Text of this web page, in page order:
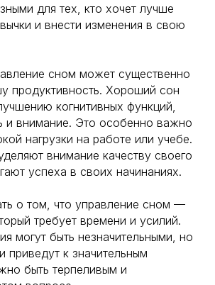
для тех, кто хочет лучше
и внести изменения в свою
сном может существенно
продуктивность. Хороший сон
когнитивных функций,
и внимание. Это особенно важно
нагрузки на работе или учебе.
внимание качеству своего
успеха в своих начинаниях.
о том, что управление сном —
требует времени и усилий.
могут быть незначительными, но
приведут к значительным
быть терпеливым и